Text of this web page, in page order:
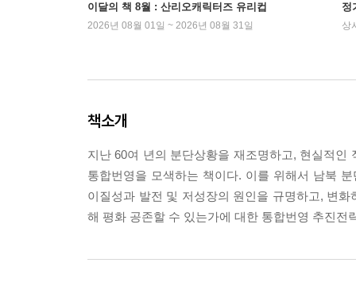
이달의 책 8월 : 산리오캐릭터즈 유리컵
2026년 08월 01일 ~ 2026년 08월 31일
정
상
책소개
지난 60여 년의 분단상황을 재조명하고, 현실적
통합번영을 모색하는 책이다. 이를 위해서 남북
이질성과 발전 및 저성장의 원인을 규명하고, 변
해 평화 공존할 수 있는가에 대한 통합번영 추진전